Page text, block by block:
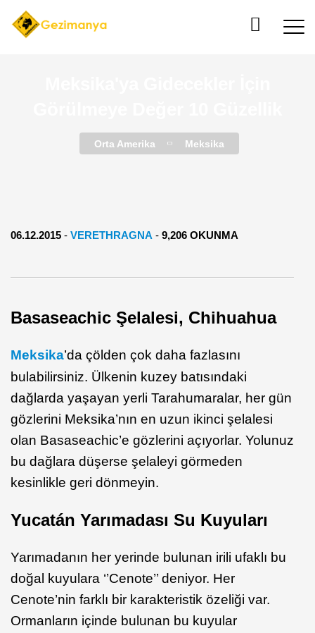
Orta Amerika Meksika
06.12.2015 - VERETHRAGNA - 9,206 OKUNMA
Basaseachic Şelalesi, Chihuahua
Meksika’da çölden çok daha fazlasını
bulabilirsiniz. Ülkenin kuzey batısındaki
dağlarda yaşayan yerli Tarahumaralar, her gün
gözlerini Meksika’nın en uzun ikinci şelalesi
olan Basaseachic’e gözlerini açıyorlar. Yolunuz
bu dağlara düşerse şelaleyi görmeden
kesinlikle geri dönmeyin.
Yucatán Yarımadası Su Kuyuları
Yarımadanın her yerinde bulunan irili ufaklı bu
doğal kuyulara ‘’Cenote’’ deniyor. Her
Cenote’nin farklı bir karakteristik özeliği var.
Ormanların içinde bulunan bu kuyular